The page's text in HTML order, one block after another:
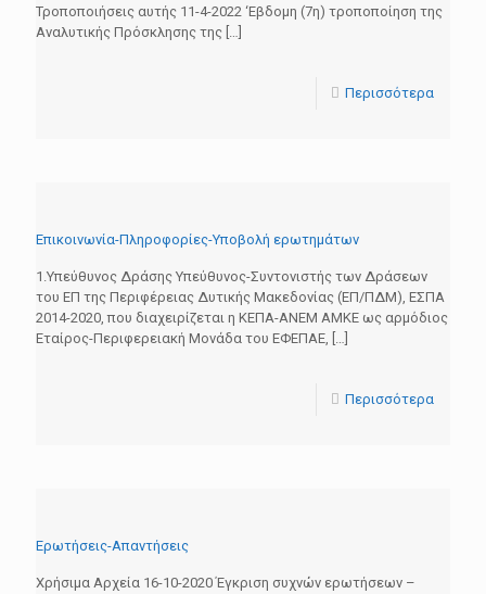
Τροποποιήσεις αυτής 11-4-2022 ‘Εβδομη (7η) τροποποίηση της
Αναλυτικής Πρόσκλησης της […]
Περισσότερα
Επικοινωνία-Πληροφορίες-Υποβολή ερωτημάτων
1.Υπεύθυνος Δράσης Υπεύθυνος-Συντονιστής των Δράσεων
του ΕΠ της Περιφέρειας Δυτικής Μακεδονίας (ΕΠ/ΠΔΜ), ΕΣΠΑ
2014-2020, που διαχειρίζεται η ΚΕΠΑ-ΑΝΕΜ ΑΜΚΕ ως αρμόδιος
Εταίρος-Περιφερειακή Μονάδα του ΕΦΕΠΑΕ, […]
Περισσότερα
Ερωτήσεις-Απαντήσεις
Χρήσιμα Αρχεία 16-10-2020 Έγκριση συχνών ερωτήσεων –